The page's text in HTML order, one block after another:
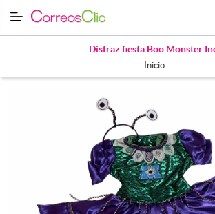
Disfraz fiesta Boo Monster
Inicio